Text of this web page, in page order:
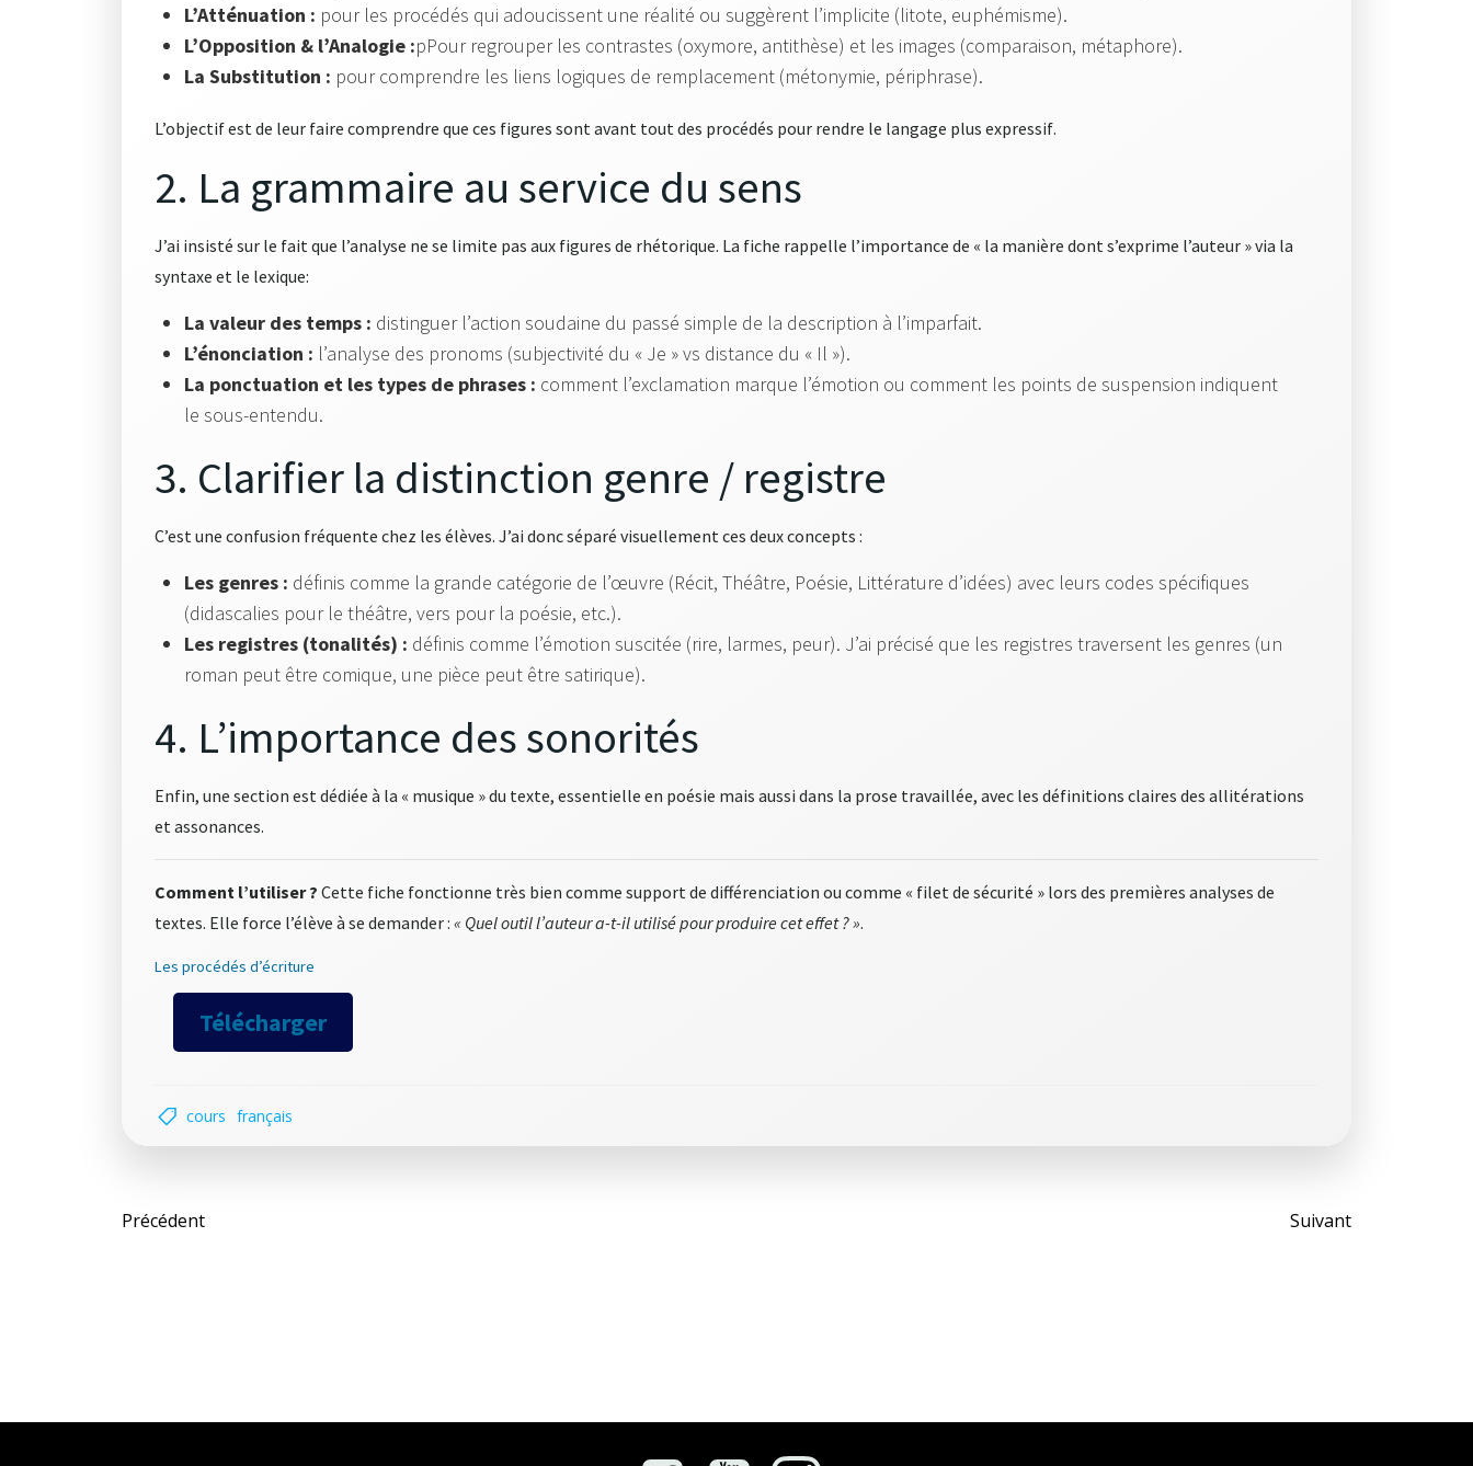
L’Atténuation : pour les procédés qui adoucissent une réalité ou suggèrent l’implicite (litote, euphémisme).
L’Opposition & l’Analogie :pPour regrouper les contrastes (oxymore, antithèse) et les images (comparaison, métaphore).
La Substitution : pour comprendre les liens logiques de remplacement (métonymie, périphrase).
L’objectif est de leur faire comprendre que ces figures sont avant tout des procédés pour rendre le langage plus expressif.
2. La grammaire au service du sens
J’ai insisté sur le fait que l’analyse ne se limite pas aux figures de rhétorique. La fiche rappelle l’importance de « la manière dont s’exprime l’auteur » via la
syntaxe et le lexique:
La valeur des temps : distinguer l’action soudaine du passé simple de la description à l’imparfait.
L’énonciation : l’analyse des pronoms (subjectivité du « Je » vs distance du « Il »).
La ponctuation et les types de phrases : comment l’exclamation marque l’émotion ou comment les points de suspension indiquent
le sous-entendu.
3. Clarifier la distinction genre / registre
C’est une confusion fréquente chez les élèves. J’ai donc séparé visuellement ces deux concepts :
Les genres : définis comme la grande catégorie de l’œuvre (Récit, Théâtre, Poésie, Littérature d’idées) avec leurs codes spécifiques
(didascalies pour le théâtre, vers pour la poésie, etc.).
Les registres (tonalités) : définis comme l’émotion suscitée (rire, larmes, peur). J’ai précisé que les registres traversent les genres (un
roman peut être comique, une pièce peut être satirique).
4. L’importance des sonorités
Enfin, une section est dédiée à la « musique » du texte, essentielle en poésie mais aussi dans la prose travaillée, avec les définitions claires des allitérations
et assonances.
Comment l’utiliser ? Cette fiche fonctionne très bien comme support de différenciation ou comme « filet de sécurité » lors des premières analyses de
textes. Elle force l’élève à se demander : « Quel outil l’auteur a-t-il utilisé pour produire cet effet ? ».
Les procédés d’écriture
Télécharger
cours français
Post
Précédent
Post
Suivant